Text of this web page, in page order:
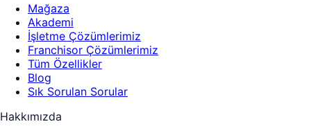
Mağaza
Akademi
İşletme Çözümlerimiz
Franchisor Çözümlerimiz
Tüm Özellikler
Blog
Sık Sorulan Sorular
Hakkımızda